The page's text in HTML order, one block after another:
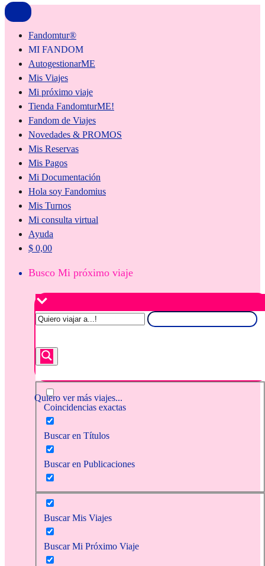
Fandomtur®
MI FANDOM
AutogestionarME
Mis Viajes
Mi próximo viaje
Tienda FandomturME!
Fandom de Viajes
Novedades & PROMOS
Mis Reservas
Mis Pagos
Mi Documentación
Hola soy Fandomius
Mis Turnos
Mi consulta virtual
Ayuda
$ 0,00
Busco Mi próximo viaje
Quiero ver más viajes...
Coincidencias exactas
Buscar en Títulos
Buscar en Publicaciones
Buscar Mis Viajes
Buscar Mi Próximo Viaje